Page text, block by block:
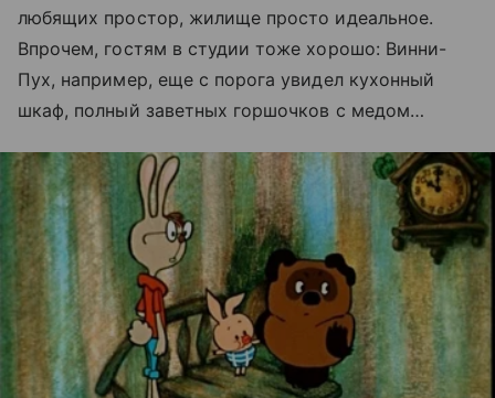
любящих простор, жилище просто идеальное.
Впрочем, гостям в студии тоже хорошо: Винни-
Пух, например, еще с порога увидел кухонный
шкаф, полный заветных горшочков с медом…